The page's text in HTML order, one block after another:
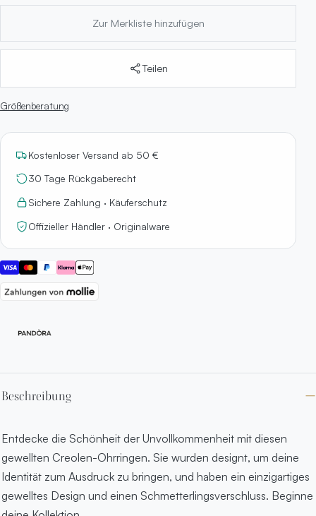
Zur Merkliste hinzufügen
Teilen
Größenberatung
Kostenloser Versand ab 50 €
30 Tage Rückgaberecht
Sichere Zahlung · Käuferschutz
Offizieller Händler · Originalware
Beschreibung
Entdecke die Schönheit der Unvollkommenheit mit diesen
gewellten Creolen-Ohrringen. Sie wurden designt, um deine
Identität zum Ausdruck zu bringen, und haben ein einzigartiges
gewelltes Design und einen Schmetterlingsverschluss. Beginne